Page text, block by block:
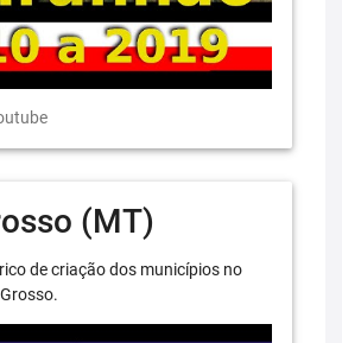
(MT)
de criação dos municípios no